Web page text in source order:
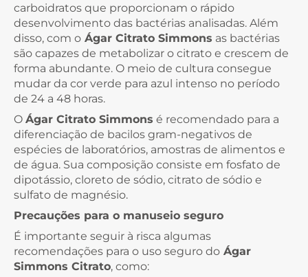
carboidratos que proporcionam o rápido
desenvolvimento das bactérias analisadas. Além
disso, com o Ágar Citrato Simmons as bactérias
são capazes de metabolizar o citrato e crescem de
forma abundante. O meio de cultura consegue
mudar da cor verde para azul intenso no período
de 24 a 48 horas.
O Ágar Citrato Simmons é recomendado para a
diferenciação de bacilos gram-negativos de
espécies de laboratórios, amostras de alimentos e
de água. Sua composição consiste em fosfato de
dipotássio, cloreto de sódio, citrato de sódio e
sulfato de magnésio.
Precauções para o manuseio seguro
É importante seguir à risca algumas
recomendações para o uso seguro do Ágar
Simmons Citrato, como: